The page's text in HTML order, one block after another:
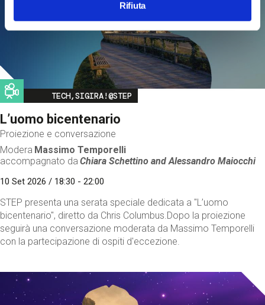
Rifiuta
Image
TECH,SIGIRA!@STEP
L’uomo bicentenario
Proiezione e conversazione
Modera Massimo Temporelli
accompagnato da Chiara Schettino andAlessandro Maiocchi
10 Set 2026 / 18:30 - 22:00
STEP presenta una serata speciale dedicata a "L’uomo
bicentenario", diretto da Chris Columbus.Dopo la proiezione
seguirà una conversazione moderata da Massimo Temporelli
con la partecipazione di ospiti d'eccezione.